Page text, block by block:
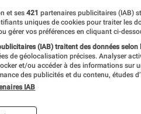
et ses 421 partenaires publicitaires (IAB)
uniques de cookies pour traiter les
gérer vos préférences en cliquant ci-
(IAB) traitent des données
de géolocalisation précises. Analyser
et/ou accéder à des informations sur
des publicités et du contenu, études
IAB